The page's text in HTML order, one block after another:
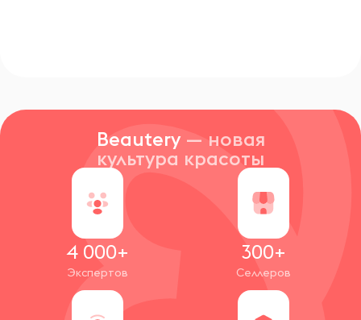
Beautery — новая
культура красоты
4 000+
Экспертов
300+
Селлеров